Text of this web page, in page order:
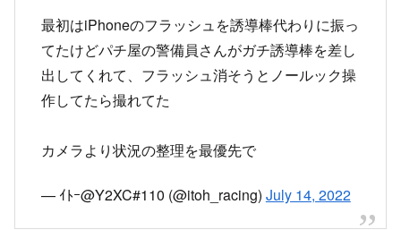
— rnana6u (@m7b02sw)November 17, 2020
ハスラー新車の初心者さん、黒プリに追突